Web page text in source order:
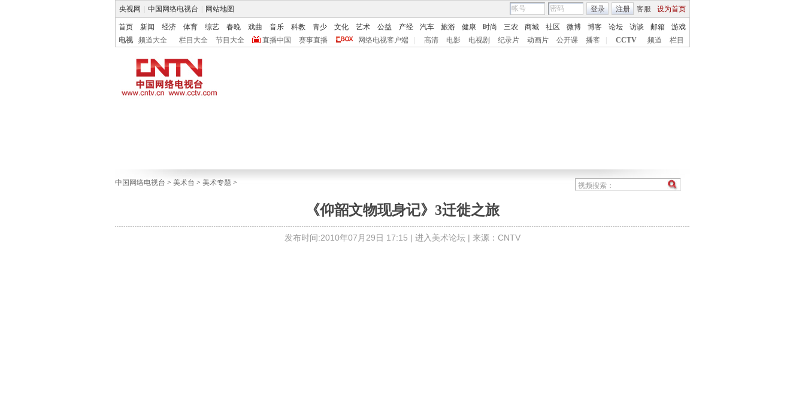
央视网 中国网络电视台 网站地图 客服 设为首页
登录 注册
首页 新闻 经济 体育 综艺 春晚 戏曲 音乐 科教 青少 文化 艺术 公益 产经 汽车 旅游 健康 时尚 三农 商城 社区 微博 博客 论坛 访谈 邮箱
游戏
电视
频道大全 栏目大全 节目大全 直播中国 赛事直播 网络电视客户端 高清 电影 电视剧 纪录片 动画片 公开课 播客 CCTV 频道 栏目
中国网络电视台 > 美术台 > 美术专题 >
《仰韶文物现身记》3迁徙之旅
发布时间:2010年07月29日 17:15 | 进入美术论坛 | 来源：CNTV